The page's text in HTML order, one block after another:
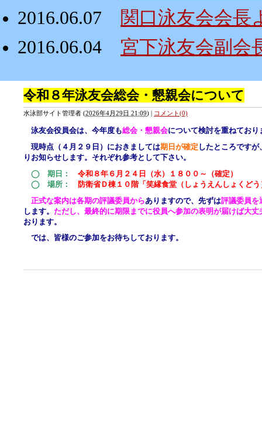
2016.06.07
関口泳友会会長
2016.06.04
宮下泳友会副会
令和８年泳友会総会・懇親会について
水泳部サイト管理者 (2026年4月29日 21:09) コメント(0)
泳友会役員会は、今年度も総会・懇親会について検討を重ねており
現時点（４月２９日）におきましては期日が確定 したところです
りお知らせします。それぞれ参考として下さい。
◯ 期日：
令和８年６月２４日（水）１８００～（確定）
◯ 場所：
防衛省Ｄ棟１０階「笑縁食堂（しょうえんしょくど
正式な案内は各期の評議委員からあり ますので、先ずは評議委員を
します。 ただし、最終的に期限までに役員へ参加の表明が届けば大丈
おります。
では、皆様のご参加をお待ちしております。